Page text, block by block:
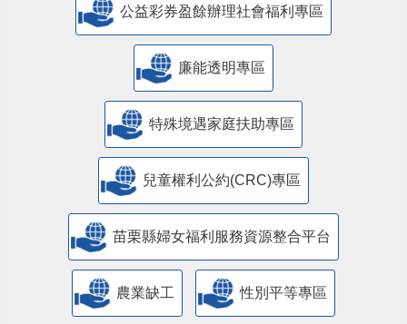
公益彩券盈餘辦理社會福利專區
廉能透明專區
特殊境遇家庭扶助專區
兒童權利公約(CRC)專區
苗栗縣婦女福利服務資源整合平台
農業缺工 性別平等專區